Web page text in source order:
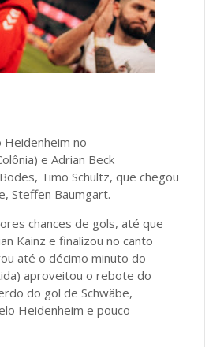
Heidenheim no
e Adrian Beck
Timo Schultz, que chegou
Steffen Baumgart.
chances de gols, até que
Kainz e finalizou no canto
até o décimo minuto do
aproveitou o rebote do
do gol de Schwäbe,
Heidenheim e pouco